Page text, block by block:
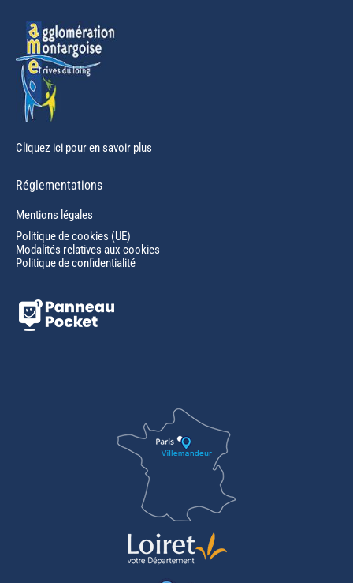
Cliquez ici pour en savoir plus
Réglementations
Mentions légales
Politique de cookies (UE)
Modalités relatives aux cookies
Politique de confidentialité